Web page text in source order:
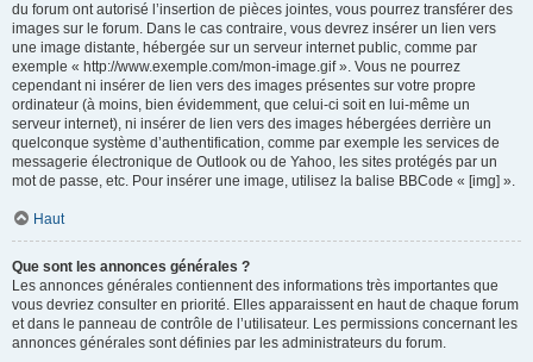
du forum ont autorisé l’insertion de pièces jointes, vous pourrez transférer des
images sur le forum. Dans le cas contraire, vous devrez insérer un lien vers
une image distante, hébergée sur un serveur internet public, comme par
exemple « http://www.exemple.com/mon-image.gif ». Vous ne pourrez
cependant ni insérer de lien vers des images présentes sur votre propre
ordinateur (à moins, bien évidemment, que celui-ci soit en lui-même un
serveur internet), ni insérer de lien vers des images hébergées derrière un
quelconque système d’authentification, comme par exemple les services de
messagerie électronique de Outlook ou de Yahoo, les sites protégés par un
mot de passe, etc. Pour insérer une image, utilisez la balise BBCode « [img] ».
Haut
Que sont les annonces générales ?
Les annonces générales contiennent des informations très importantes que
vous devriez consulter en priorité. Elles apparaissent en haut de chaque forum
et dans le panneau de contrôle de l’utilisateur. Les permissions concernant les
annonces générales sont définies par les administrateurs du forum.